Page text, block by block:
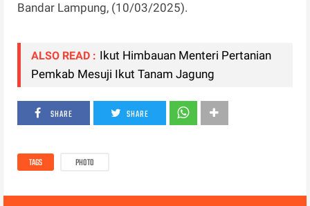
Bandar Lampung, (10/03/2025).
ALSO READ : Ikut Himbauan Menteri Pertanian
Pemkab Mesuji Ikut Tanam Jagung
SHARE SHARE
TAGS PHOTO